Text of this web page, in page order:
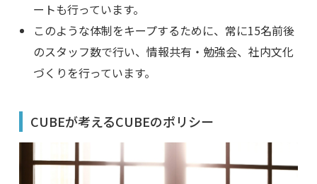
ートも行っています。
このような体制をキープするために、常に15名前後
のスタッフ数で行い、情報共有・勉強会、社内文化
づくりを行っています。
CUBEが考えるCUBEのポリシー